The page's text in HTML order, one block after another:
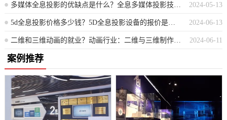
2024-05-13
多媒体全息投影的优缺点是什么？全息多媒体投影技术的利弊解析
2024-06-13
5d全息投影价格多少钱？5D全息投影设备的报价是多少？
2024-06-11
二维和三维动画的就业？动画行业：二维与三维制作的职业前景探索
案例推荐